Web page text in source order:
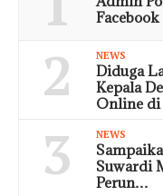
2 NEWS
Diduga
Kepala
Online
3 NEWS
Suwardi
Perun…